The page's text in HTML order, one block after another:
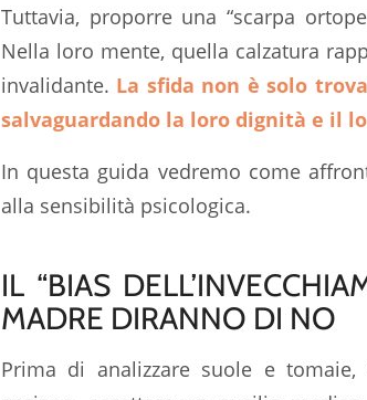
Tuttavia, proporre una “scarpa
Nella loro mente, quella calzatura
invalidante. La sfida non è solo
salvaguardando la loro dignità e il
In questa guida vedremo come
alla sensibilità psicologica.
IL “BIAS
MADRE DIRANNO DI NO
Prima di analizzare suole e